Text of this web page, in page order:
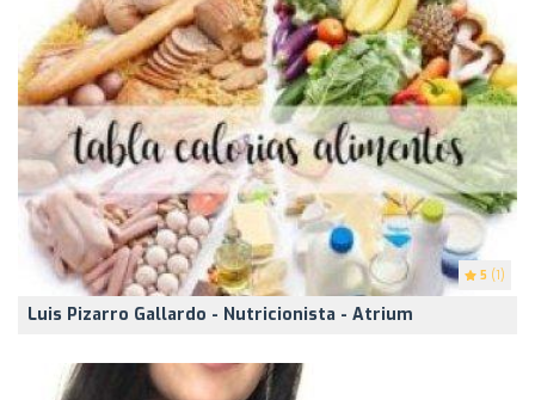
5 (1)
Luis Pizarro Gallardo - Nutricionista - Atrium